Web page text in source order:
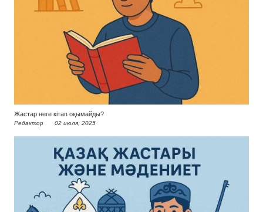
Жастар неге кітап оқымайды?
Редактор 02 июля, 2025